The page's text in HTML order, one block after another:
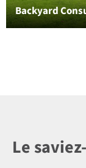
Backyard
Le